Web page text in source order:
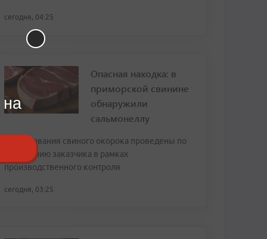
сегодня, 04:25
Опасная находка: в
приморской свинине
обнаружили
сальмонеллу
Исследования свиного окорока проведены по
обращению заказчика в рамках
производственного контроля
сегодня, 03:25